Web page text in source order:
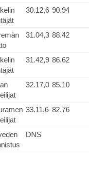
30.12,6 90.94
31.04,3 88.42
31.42,9 86.62
32.17,0 85.10
33.11,6 82.76
DNS